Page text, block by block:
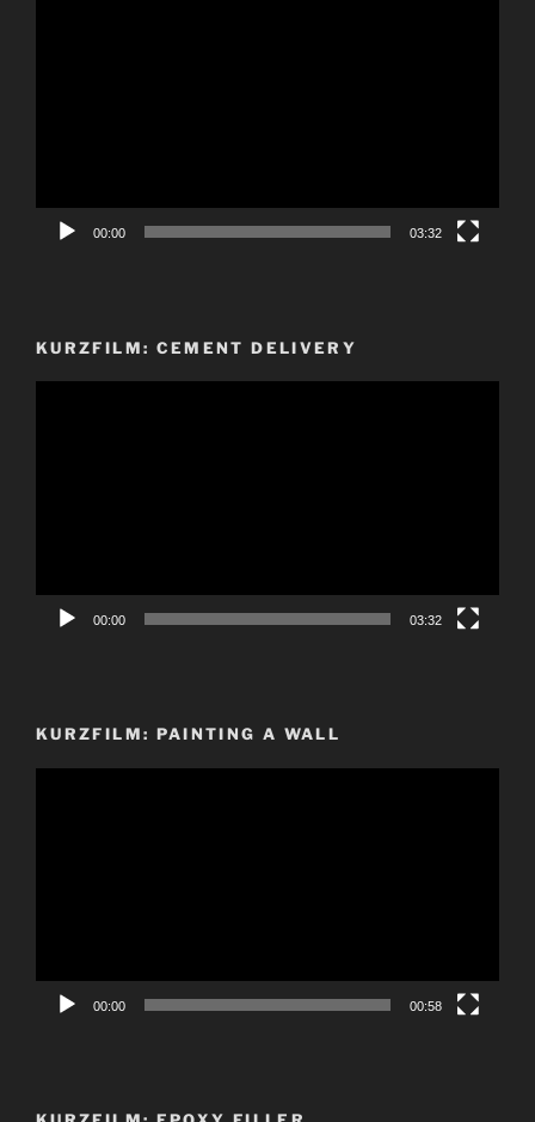
00:00 03:32
KURZFILM: CEMENT DELIVERY
00:00 03:32
KURZFILM: PAINTING A WALL
00:00 00:58